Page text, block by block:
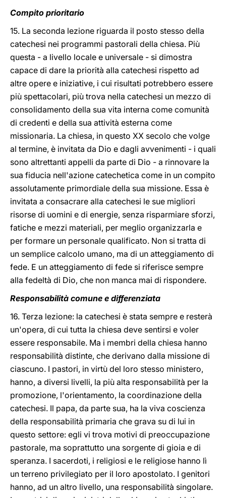
Compito prioritario
15. La seconda lezione riguarda il posto stesso della
catechesi nei programmi pastorali della chiesa. Più
questa - a livello locale e universale - si dimostra
capace di dare la priorità alla catechesi rispetto ad
altre opere e iniziative, i cui risultati potrebbero essere
più spettacolari, più trova nella catechesi un mezzo di
consolidamento della sua vita interna come comunità
di credenti e della sua attività esterna come
missionaria. La chiesa, in questo XX secolo che volge
al termine, è invitata da Dio e dagli avvenimenti - i quali
sono altrettanti appelli da parte di Dio - a rinnovare la
sua fiducia nell'azione catechetica come in un compito
assolutamente primordiale della sua missione. Essa è
invitata a consacrare alla catechesi le sue migliori
risorse di uomini e di energie, senza risparmiare sforzi,
fatiche e mezzi materiali, per meglio organizzarla e
per formare un personale qualificato. Non si tratta di
un semplice calcolo umano, ma di un atteggiamento di
fede. E un atteggiamento di fede si riferisce sempre
alla fedeltà di Dio, che non manca mai di rispondere.
Responsabilità comune e differenziata
16. Terza lezione: la catechesi è stata sempre e resterà
un'opera, di cui tutta la chiesa deve sentirsi e voler
essere responsabile. Ma i membri della chiesa hanno
responsabilità distinte, che derivano dalla missione di
ciascuno. I pastori, in virtù del loro stesso ministero,
hanno, a diversi livelli, la più alta responsabilità per la
promozione, l'orientamento, la coordinazione della
catechesi. Il papa, da parte sua, ha la viva coscienza
della responsabilità primaria che grava su di lui in
questo settore: egli vi trova motivi di preoccupazione
pastorale, ma soprattutto una sorgente di gioia e di
speranza. I sacerdoti, i religiosi e le religiose hanno lì
un terreno privilegiato per il loro apostolato. I genitori
hanno, ad un altro livello, una responsabilità singolare.